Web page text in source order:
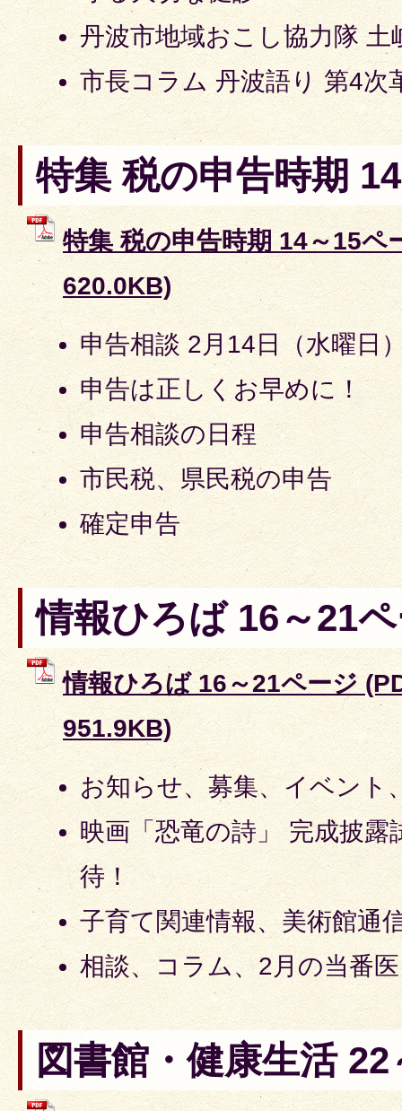
丹波市地域おこし協力隊 土
市長コラム 丹波語り 第4次
特集 税の申告時期
特集 税の申告時期 14～15ペ
620.0KB)
申告相談 2月14日（水曜日
申告は正しくお早めに！
申告相談の日程
市民税、県民税の申告
確定申告
情報ひろば 16～21
情報ひろば 16～21ページ
951.9KB)
お知らせ、募集、イベント
映画「恐竜の詩」 完成披
待！
子育て関連情報、美術館通
相談、コラム、2月の当番医
図書館・健康生活